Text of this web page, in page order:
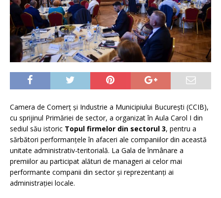
Camera de Comerţ şi Industrie a Municipiului Bucureşti (CCIB),
cu sprijinul Primăriei de sector, a organizat în Aula Carol I din
sediul său istoric Topul firmelor din sectorul 3, pentru a
sărbători performanțele în afaceri ale companiilor din această
unitate administrativ-teritorială. La Gala de înmânare a
premiilor au participat alături de manageri ai celor mai
performante companii din sector și reprezentanţi ai
administraţiei locale.